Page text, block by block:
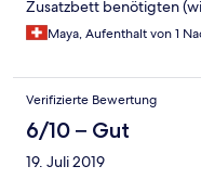
Zusatzbett benötigten
Maya, Aufenthalt von 1
Verifizierte Bewertung
6/10 – Gut
19. Juli 2019